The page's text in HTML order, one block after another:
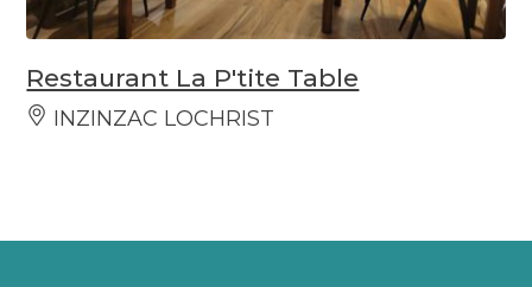
Restaurant La P'tite Table
INZINZAC LOCHRIST